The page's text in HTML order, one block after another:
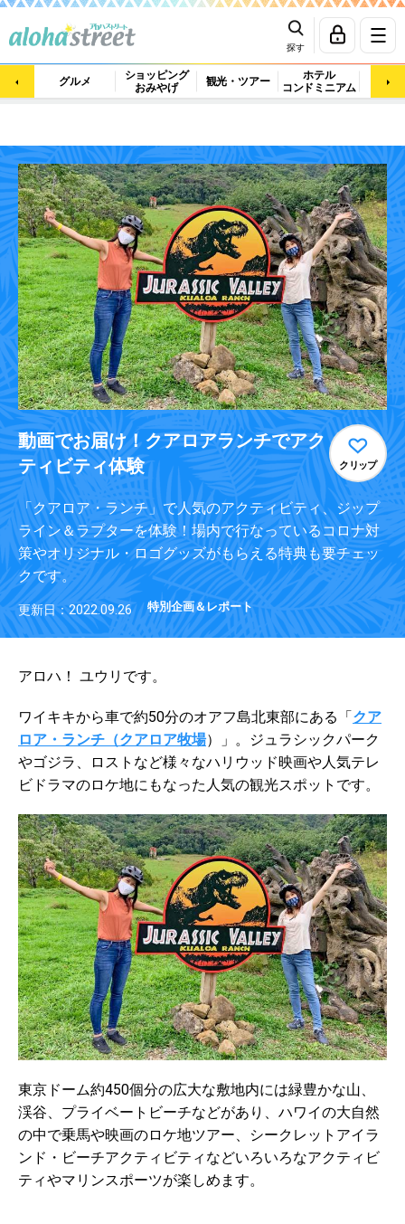
探す
グルメ
ショッピング
おみやげ
観光・ツアー
ホテル
コンドミニアム
マッ
動画でお届け！クアロアランチでアク
ティビティ体験
クリップ
「クアロア・ランチ」で人気のアクティビティ、ジップ
ライン＆ラプターを体験！場内で行なっているコロナ対
策やオリジナル・ロゴグッズがもらえる特典も要チェッ
クです。
更新日：2022.09.26 特別企画＆レポート
アロハ！ ユウリです。
ワイキキから車で約50分のオアフ島北東部にある「クア
ロア・ランチ（クアロア牧場）」。ジュラシックパーク
やゴジラ、ロストなど様々なハリウッド映画や人気テレ
ビドラマのロケ地にもなった人気の観光スポットです。
東京ドーム約450個分の広大な敷地内には緑豊かな山、
渓谷、プライベートビーチなどがあり、ハワイの大自然
の中で乗馬や映画のロケ地ツアー、シークレットアイラ
ンド・ビーチアクティビティなどいろいろなアクティビ
ティやマリンスポーツが楽しめます。